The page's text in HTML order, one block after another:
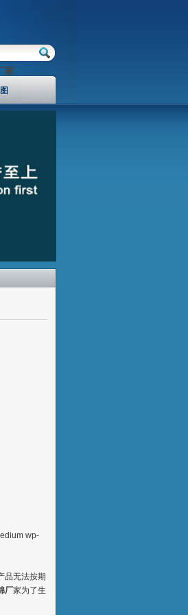
家
wp-
品无法按期
厂家为了生